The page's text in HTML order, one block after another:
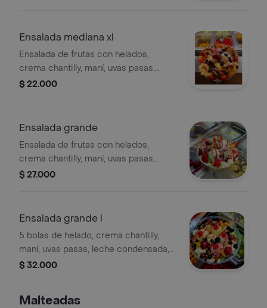
Ensalada mediana xl
Ensalada de frutas con helados,
crema chantilly, maní, uvas pasas,
leche condensada, salsa de frutos
brevas, cereza y banano.
$ 22.000
Ensalada grande
Ensalada de frutas con helados,
crema chantilly, maní, uvas pasas,
leche condensada, salsa de frutos
cereza y banano.
$ 27.000
Ensalada grande l
5 bolas de helado, crema chantilly,
maní, uvas pasas, leche condensada,
salsa de frutos rojos, uvas, fresas,
cereza, banano.
$ 32.000
Malteadas